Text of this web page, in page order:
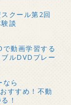
クール第2回
談
動画学習する
ルDVDプレー
ら
すすめ！不動
！